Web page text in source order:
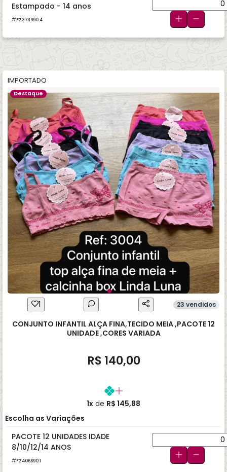
Estampado - 14 anos
FZ373990.4
IMPORTADO
Destaque
1 23 vendidos
CONJUNTO INFANTIL ALÇA FINA,TECIDO MEIA ,PACOTE 12
UNIDADE ,CORES VARIADA
R$ 140,00
1x de R$ 145,88
Escolha as Variações
PACOTE 12 UNIDADES IDADE
8/10/12/14 ANOS
FZ406690.1